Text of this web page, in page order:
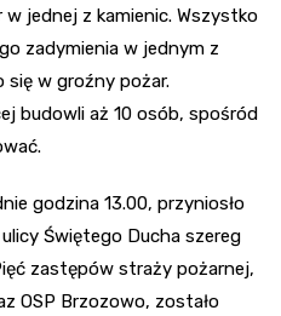
jednej z kamienic. Wszystko
zadymienia w jednym z
się w groźny pożar.
budowli aż 10 osób, spośród
godzina 13.00, przyniosło
Świętego Ducha szereg
zastępów straży pożarnej,
OSP Brzozowo, zostało